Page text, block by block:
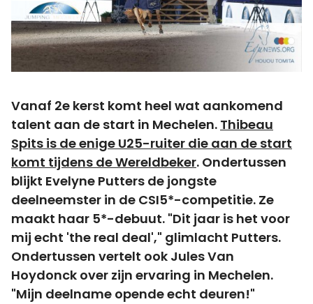
Vanaf 2e kerst komt heel wat aankomend
talent aan de start in Mechelen. Thibeau
Spits is de enige U25-ruiter die aan de start
komt tijdens de Wereldbeker. Ondertussen
blijkt Evelyne Putters de jongste
deelneemster in de CSI5*-competitie. Ze
maakt haar 5*-debuut. "Dit jaar is het voor
mij echt 'the real deal'," glimlacht Putters.
Ondertussen vertelt ook Jules Van
Hoydonck over zijn ervaring in Mechelen.
"Mijn deelname opende echt deuren!"